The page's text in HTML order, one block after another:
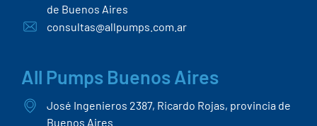
de Buenos Aires
consultas@allpumps.com.ar
All Pumps Buenos Aires
José Ingenieros 2387, Ricardo Rojas, provincia de
Buenos Aires.